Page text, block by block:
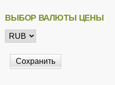
ВЫБОР ВАЛЮТЫ ЦЕНЫ